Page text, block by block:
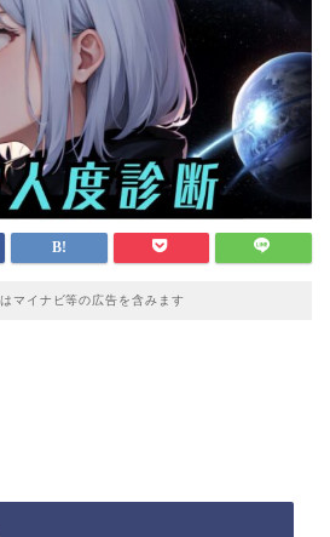
マイナビ等の広告を含みます